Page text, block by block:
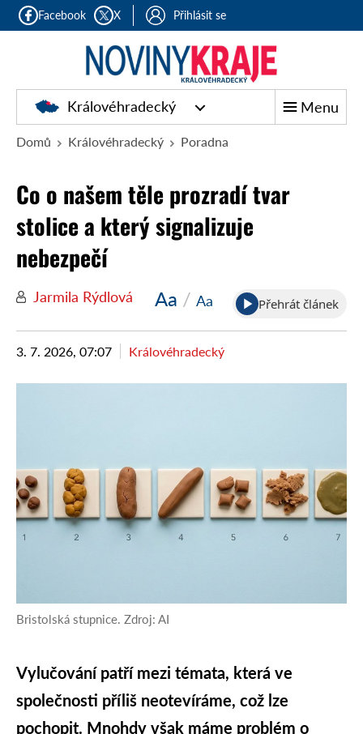
Facebook X Přihlásit se
Královéhradecký Menu
Domů Královéhradecký Poradna
Co o našem těle prozradí tvar
stolice a který signalizuje
nebezpečí
Jarmila Rýdlová Aa / Aa Přehrát článek
3. 7. 2026, 07:07 Královéhradecký
Bristolská stupnice. Zdroj: AI
Vylučování patří mezi témata, která ve
společnosti příliš neotevíráme, což lze
pochopit. Mnohdy však máme problém o